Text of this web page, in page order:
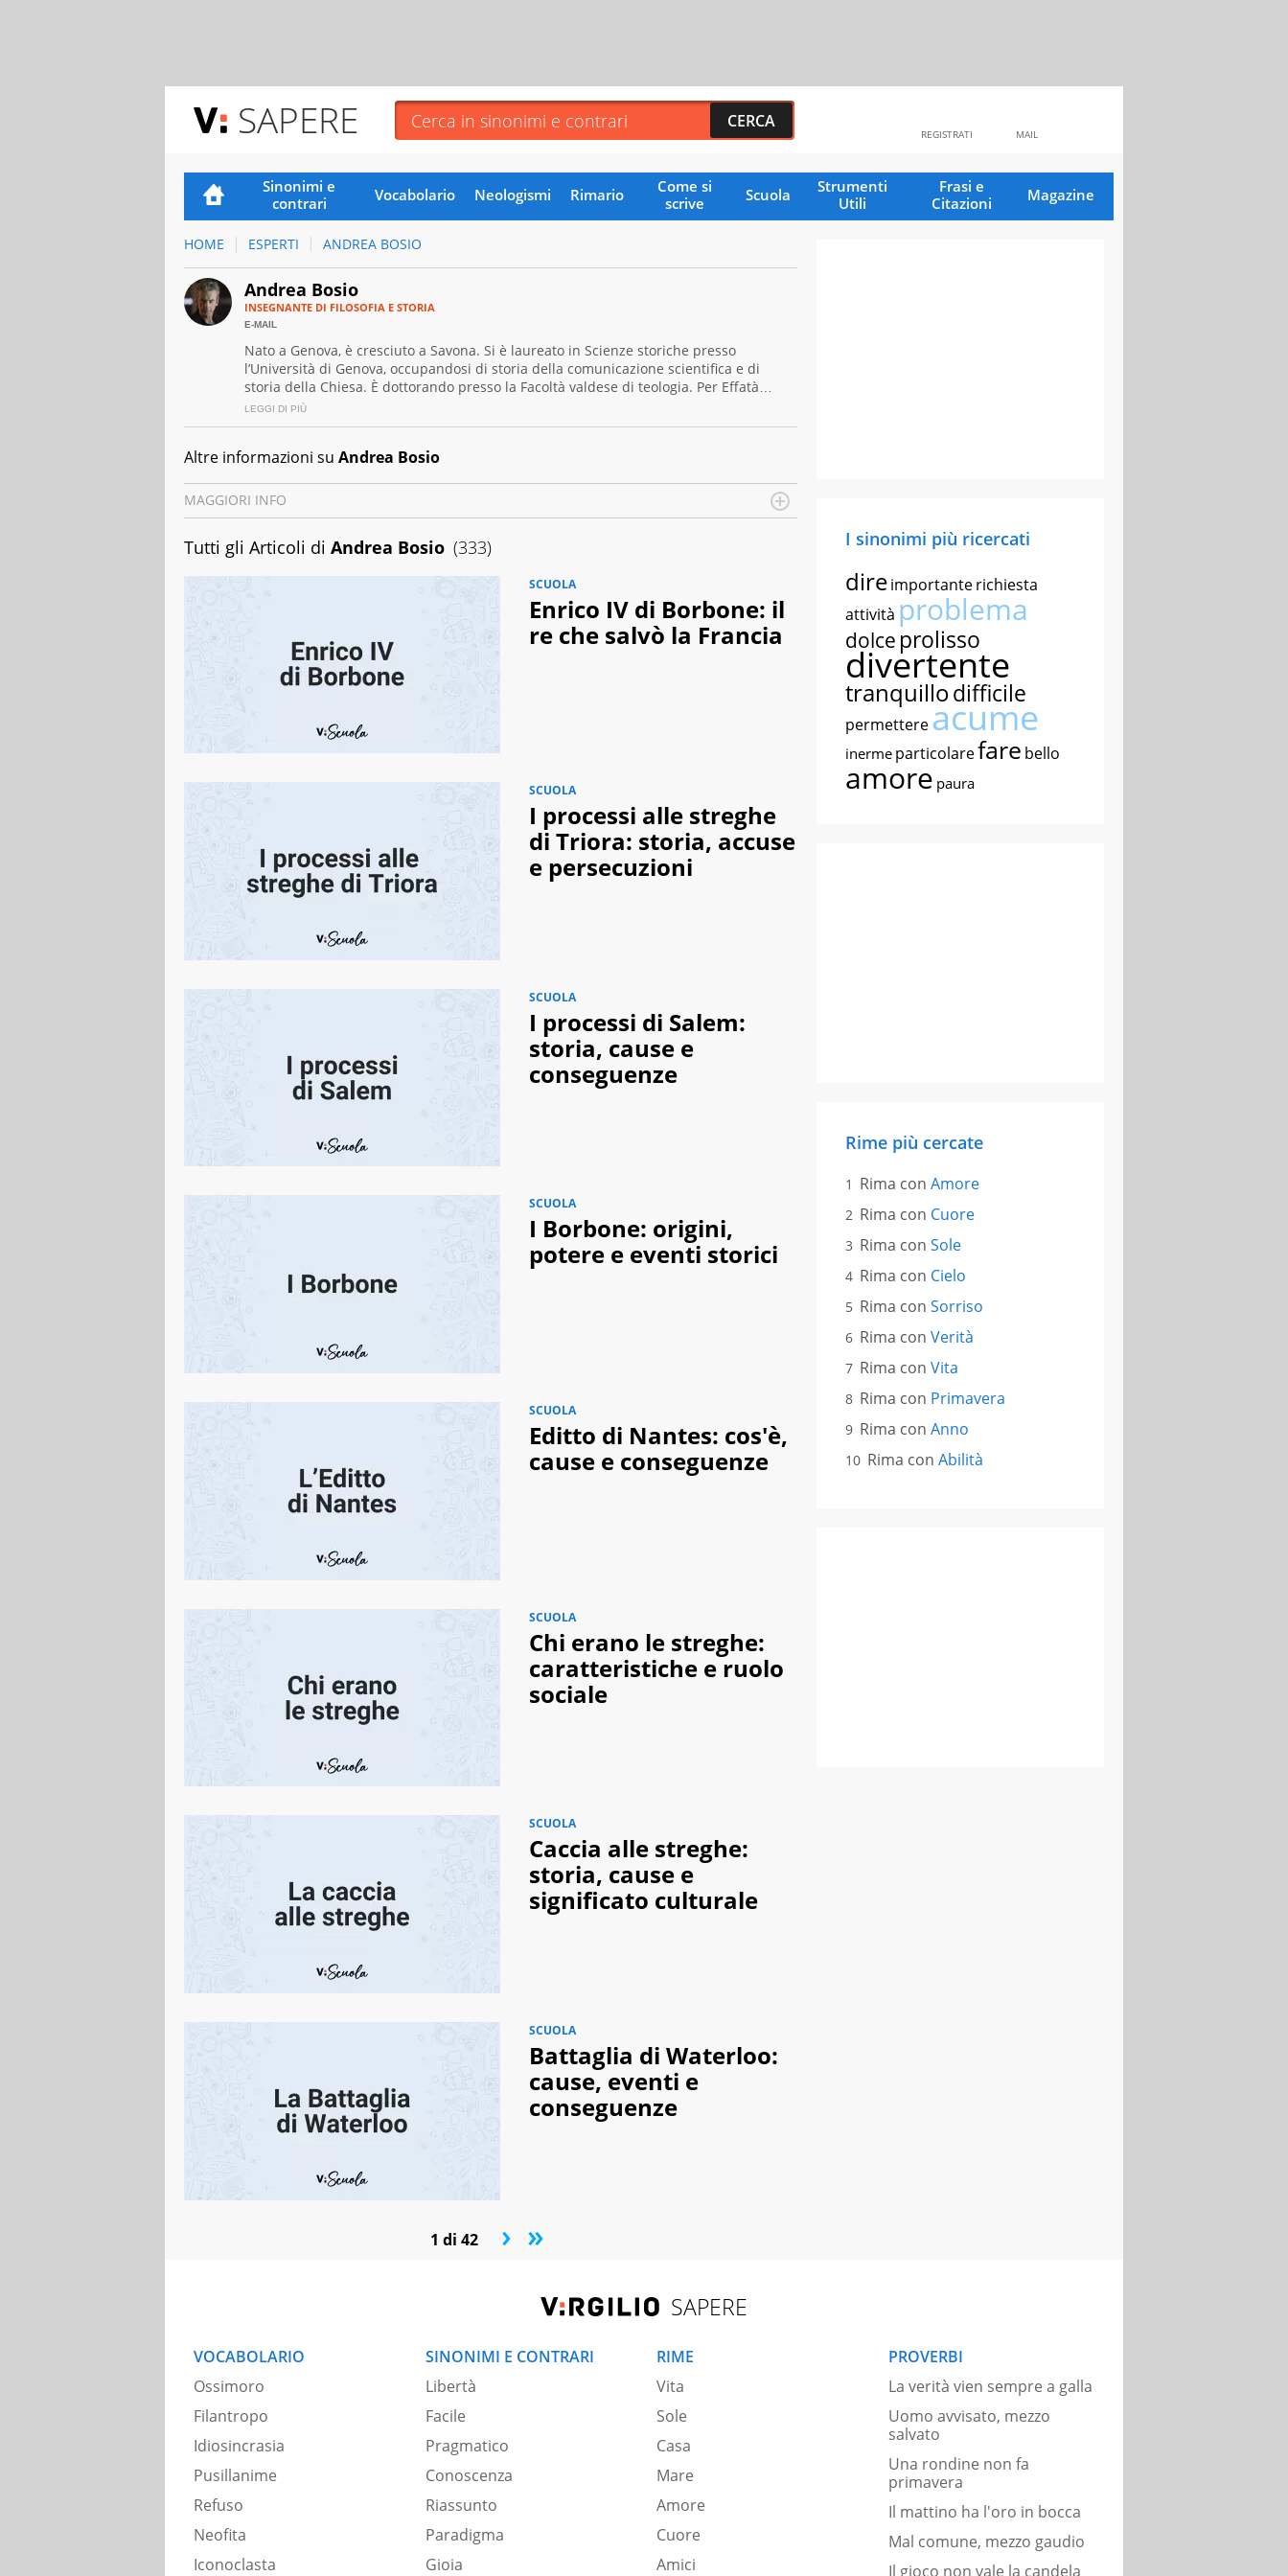
SAPERE MAIL
REGISTRATI
Sinonimi e
contrari
Vocabolario Neologismi Rimario
Come si
scrive
Scuola
Strumenti
Utili
Frasi e
Citazioni
Magazine
HOME ESPERTI ANDREA BOSIO
Andrea Bosio
INSEGNANTE DI FILOSOFIA E STORIA
E-MAIL
Nato a Genova, è cresciuto a Savona. Si è laureato in Scienze storiche presso
l’Università di Genova, occupandosi di storia della comunicazione scientifica e di
storia della Chiesa. È dottorando presso la Facoltà valdese di teologia. Per Effatà
editrice, ha pubblicato il volume Giovani Minzoni terra incognita.
Altre informazioni su Andrea Bosio
MAGGIORI INFO
Luogo di nascita : Genova
Tutti gli Articoli di Andrea Bosio (333)
SCUOLA
Enrico IV di Borbone: il
re che salvò la Francia
SCUOLA
I processi alle streghe
di Triora: storia, accuse
e persecuzioni
SCUOLA
I processi di Salem:
storia, cause e
conseguenze
SCUOLA
I Borbone: origini,
potere e eventi storici
SCUOLA
Editto di Nantes: cos'è,
cause e conseguenze
SCUOLA
Chi erano le streghe:
caratteristiche e ruolo
sociale
SCUOLA
Caccia alle streghe:
storia, cause e
significato culturale
SCUOLA
Battaglia di Waterloo:
cause, eventi e
conseguenze
1 di 42 › »
I sinonimi più ricercati
direimportanterichiesta
attività problema
dolce prolisso
divertente
tranquillodifficile
permettereacume
inerme particolarefare bello
amore paura
Rime più cercate
Rima con Amore
Rima con Cuore
Rima con Sole
Rima con Cielo
Rima con Sorriso
Rima con Verità
Rima con Vita
Rima con Primavera
Rima con Anno
Rima con Abilità
SAPERE
VOCABOLARIO
Ossimoro
Filantropo
Idiosincrasia
Pusillanime
Refuso
Neofita
Iconoclasta
SINONIMI E CONTRARI
Libertà
Facile
Pragmatico
Conoscenza
Riassunto
Paradigma
Gioia
RIME
Vita
Sole
Casa
Mare
Amore
Cuore
Amici
PROVERBI
La verità vien sempre a galla
Uomo avvisato, mezzo
salvato
Una rondine non fa
primavera
Il mattino ha l'oro in bocca
Mal comune, mezzo gaudio
Il gioco non vale la candela